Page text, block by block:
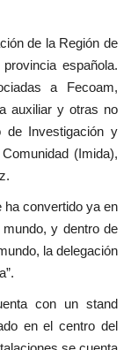
de la Región de
española.
a Fecoam,
auxiliar y otras no
de Investigación y
(Imida),
ha convertido ya en
y dentro de
la delegación
con un stand
en el centro del